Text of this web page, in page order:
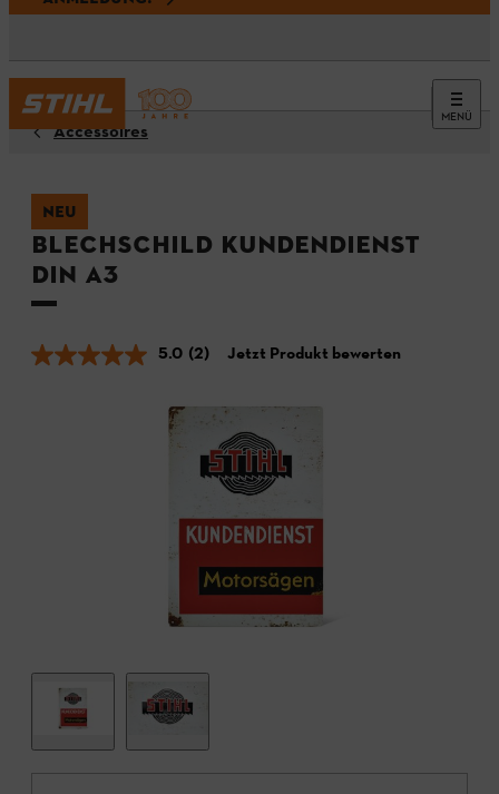
MENÜ
Accessoires
NEU
Blechschild KUNDENDIENST
DIN A3
5.0 (2) Jetzt Produkt bewerten